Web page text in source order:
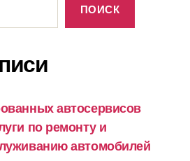
ПОИСК
автосервисов
по ремонту и
автомобилей